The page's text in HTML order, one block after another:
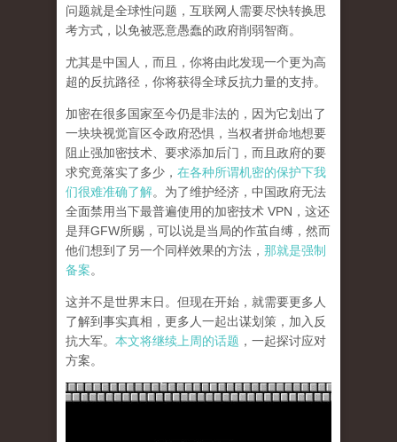
问题就是全球性问题，互联网人需要尽快转换思
考方式，以免被恶意愚蠢的政府削弱智商。
尤其是中国人，而且，你将由此发现一个更为高
超的反抗路径，你将获得全球反抗力量的支持。
加密在很多国家至今仍是非法的，因为它划出了
一块块视觉盲区令政府恐惧，当权者拼命地想要
阻止强加密技术、要求添加后门，而且政府的要
求究竟落实了多少， 在各种所谓机密的保护下我
们很难准确了解。为了维护经济，中国政府无法
全面禁用当下最普遍使用的加密技术 VPN，这还
是拜GFW所赐，可以说是当局的作茧自缚，然而
他们想到了另一个同样效果的方法， 那就是强制
备案。
这并不是世界末日。但现在开始，就需要更多人
了解到事实真相，更多人一起出谋划策，加入反
抗大军。 本文将继续上周的话题 ，一起探讨应对
方案。